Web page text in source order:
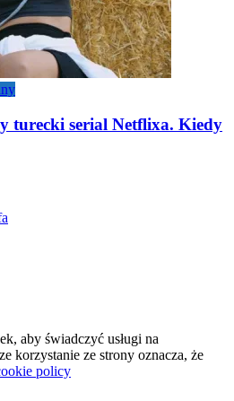
turecki serial Netflixa. Kiedy
aby świadczyć usługi na
korzystanie ze strony oznacza, że
policy